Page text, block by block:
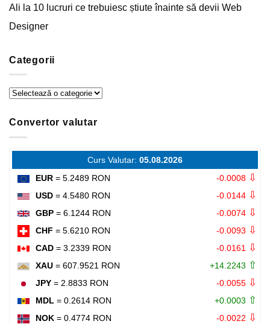
Ali la 10 lucruri ce trebuiesc știute înainte să devii Web
Designer
Categorii
Categorii
Convertor valutar
Curs Valutar: 05.08.2026
EUR = 5.2489 RON -0.0008 ⇩
USD = 4.5480 RON -0.0144 ⇩
GBP = 6.1244 RON -0.0074 ⇩
CHF = 5.6210 RON -0.0093 ⇩
CAD = 3.2339 RON -0.0161 ⇩
XAU = 607.9521 RON +14.2243 ⇧
JPY = 2.8833 RON -0.0055 ⇩
MDL = 0.2614 RON +0.0003 ⇧
NOK = 0.4774 RON -0.0022 ⇩